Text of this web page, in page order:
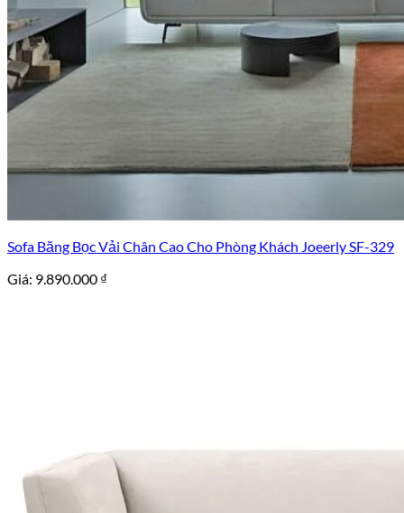
Sofa Băng Bọc Vải Chân Cao Cho Phòng Khách Joeerly SF-329
Giá: 9.890.000 ₫